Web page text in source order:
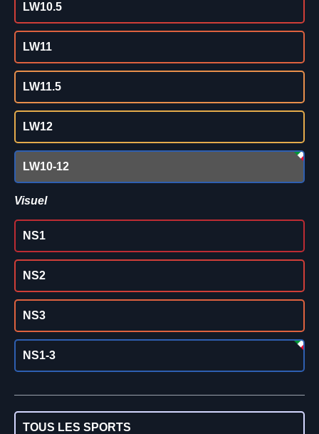
LW10.5
LW11
LW11.5
LW12
LW10-12
Visuel
NS1
NS2
NS3
NS1-3
TOUS LES SPORTS